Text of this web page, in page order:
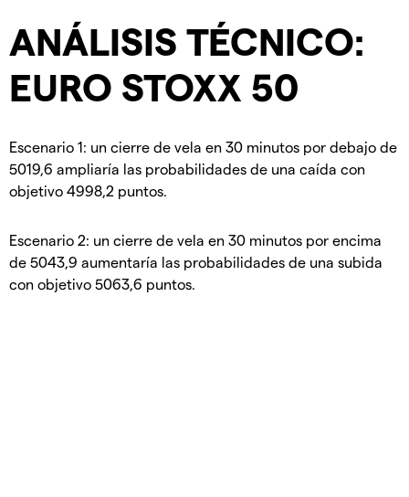
ANÁLISIS TÉCNICO:
EURO STOXX 50
Escenario 1: un cierre de vela en 30 minutos por debajo de
5019,6 ampliaría las probabilidades de una caída con
objetivo 4998,2 puntos.
Escenario 2: un cierre de vela en 30 minutos por encima
de 5043,9 aumentaría las probabilidades de una subida
con objetivo 5063,6 puntos.